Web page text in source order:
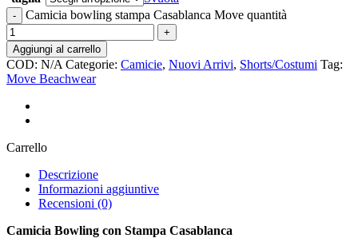
Camicia bowling stampa Casablanca Move quantità
Aggiungi al carrello
COD: N/A Categorie: Camicie, Nuovi Arrivi, Shorts/Costumi Tag:
Move Beachwear
Carrello
Descrizione
Informazioni aggiuntive
Recensioni (0)
Camicia Bowling con Stampa Casablanca